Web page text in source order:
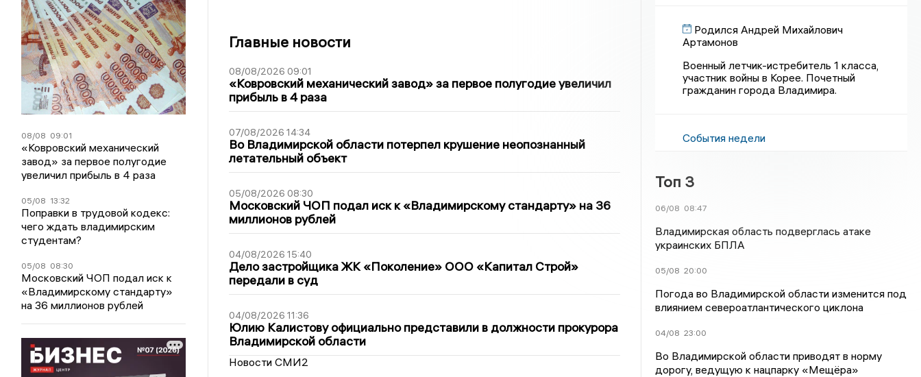
08/08 09:01
«Ковровский механический
завод» за первое полугодие
увеличил прибыль в 4 раза
05/08 13:32
Поправки в трудовой кодекс:
чего ждать владимирским
студентам?
05/08 08:30
Московский ЧОП подал иск к
«Владимирскому стандарту»
на 36 миллионов рублей
Главные новости
08/08/2026 09:01
«Ковровский механический завод» за первое полугодие увеличил
прибыль в 4 раза
07/08/2026 14:34
Во Владимирской области потерпел крушение неопознанный
летательный объект
05/08/2026 08:30
Московский ЧОП подал иск к «Владимирскому стандарту» на 36
миллионов рублей
04/08/2026 15:40
Дело застройщика ЖК «Поколение» ООО «Капитал Строй»
передали в суд
04/08/2026 11:36
Юлию Калистову официально представили в должности прокурора
Владимирской области
Новости СМИ2
Родился Андрей Михайлович
Артамонов
Военный летчик-истребитель 1 класса,
участник войны в Корее. Почетный
гражданин города Владимира.
События недели
Топ 3
06/08 08:47
Владимирская область подверглась атаке
украинских БПЛА
05/08 20:00
Погода во Владимирской области изменится под
влиянием североатлантического циклона
04/08 23:00
Во Владимирской области приводят в норму
дорогу, ведущую к нацпарку «Мещёра»